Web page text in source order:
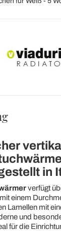
in
verfügt
einem
Lamellen mit
und
für die